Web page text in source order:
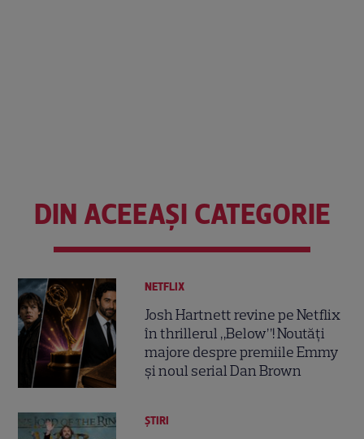
DIN ACEEAȘI CATEGORIE
NETFLIX
Josh Hartnett revine pe Netflix
în thrillerul „Below”! Noutăți
majore despre premiile Emmy
și noul serial Dan Brown
ȘTIRI